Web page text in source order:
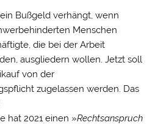
Bußgeld verhängt, wenn
Menschen
die bei der Arbeit
ausgliedern wollen. Jetzt soll
von der
zugelassen werden. Das
hat 2021 einen »Rechtsanspruch